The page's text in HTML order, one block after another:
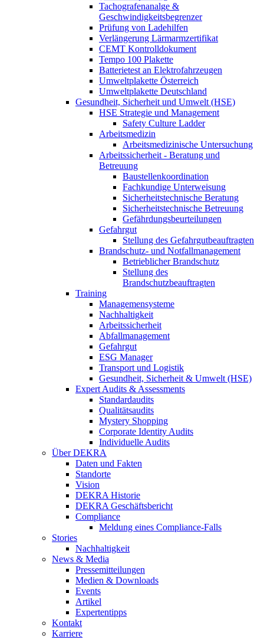
Tachografenanalge &
Geschwindigkeitsbegrenzer
Prüfung von Ladehilfen
Verlängerung Lärmarmzertifikat
CEMT Kontrolldokument
Tempo 100 Plakette
Batterietest an Elektrofahrzeugen
Umweltplakette Österreich
Umweltplakette Deutschland
Gesundheit, Sicherheit und Umwelt (HSE)
HSE Strategie und Management
Safety Culture Ladder
Arbeitsmedizin
Arbeitsmedizinische Untersuchung
Arbeitssicherheit - Beratung und
Betreuung
Baustellenkoordination
Fachkundige Unterweisung
Sicherheitstechnische Beratung
Sicherheitstechnische Betreuung
Gefährdungsbeurteilungen
Gefahrgut
Stellung des Gefahrgutbeauftragten
Brandschutz- und Notfallmanagement
Betrieblicher Brandschutz
Stellung des
Brandschutzbeauftragten
Training
Managemensysteme
Nachhaltigkeit
Arbeitssicherheit
Abfallmanagement
Gefahrgut
ESG Manager
Transport und Logistik
Gesundheit, Sicherheit & Umwelt (HSE)
Expert Audits & Assessments
Standardaudits
Qualitätsaudits
Mystery Shopping
Corporate Identity Audits
Individuelle Audits
Über DEKRA
Daten und Fakten
Standorte
Vision
DEKRA Historie
DEKRA Geschäftsbericht
Compliance
Meldung eines Compliance-Falls
Stories
Nachhaltigkeit
News & Media
Pressemitteilungen
Medien & Downloads
Events
Artikel
Expertentipps
Kontakt
Karriere